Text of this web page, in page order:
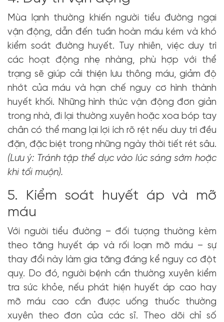
Mùa lạnh thường khiến người tiểu đường ngại
vận động, dẫn đến tuần hoàn máu kém và khó
kiểm soát đường huyết. Tuy nhiên, việc duy trì
các hoạt động nhẹ nhàng, phù hợp với thể
trạng sẽ giúp cải thiện lưu thông máu, giảm độ
nhớt của máu và hạn chế nguy cơ hình thành
huyết khối. Những hình thức vận động đơn giản
trong nhà, đi lại thường xuyên hoặc xoa bóp tay
chân có thể mang lại lợi ích rõ rệt nếu duy trì đều
đặn, đặc biệt trong những ngày thời tiết rét sâu.
(Lưu ý: Tránh tập thể dục vào lúc sáng sớm hoặc
khi tối muộn).
5. Kiểm soát huyết áp và mỡ
máu
Với người tiểu đường – đối tượng thường kèm
theo tăng huyết áp và rối loạn mỡ máu – sự
thay đổi này làm gia tăng đáng kể nguy cơ đột
quỵ. Do đó, người bệnh cần thường xuyên kiểm
tra sức khỏe, nếu phát hiện huyết áp cao hay
mỡ máu cao cần được uống thuốc thường
xuyên theo đơn của các sĩ. Theo dõi chỉ số